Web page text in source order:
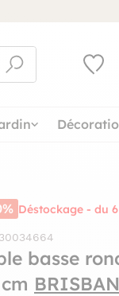
Déstockage - du
basse